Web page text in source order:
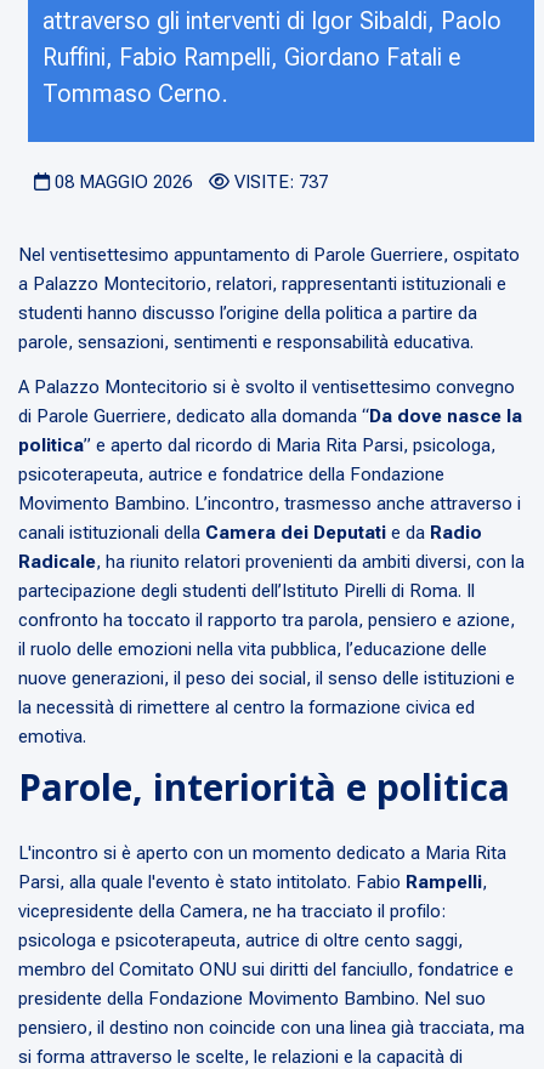
attraverso gli interventi di Igor Sibaldi, Paolo
Ruffini, Fabio Rampelli, Giordano Fatali e
Tommaso Cerno.
08 MAGGIO 2026 VISITE: 737
Nel ventisettesimo appuntamento di Parole Guerriere, ospitato
a Palazzo Montecitorio, relatori, rappresentanti istituzionali e
studenti hanno discusso l’origine della politica a partire da
parole, sensazioni, sentimenti e responsabilità educativa.
A Palazzo Montecitorio si è svolto il ventisettesimo convegno
di Parole Guerriere, dedicato alla domanda “Da dove nasce la
politica” e aperto dal ricordo di Maria Rita Parsi, psicologa,
psicoterapeuta, autrice e fondatrice della Fondazione
Movimento Bambino. L’incontro, trasmesso anche attraverso i
canali istituzionali della Camera dei Deputati e da Radio
Radicale, ha riunito relatori provenienti da ambiti diversi, con la
partecipazione degli studenti dell’Istituto Pirelli di Roma. Il
confronto ha toccato il rapporto tra parola, pensiero e azione,
il ruolo delle emozioni nella vita pubblica, l’educazione delle
nuove generazioni, il peso dei social, il senso delle istituzioni e
la necessità di rimettere al centro la formazione civica ed
emotiva.
Parole, interiorità e politica
L'incontro si è aperto con un momento dedicato a Maria Rita
Parsi, alla quale l'evento è stato intitolato. Fabio Rampelli,
vicepresidente della Camera, ne ha tracciato il profilo:
psicologa e psicoterapeuta, autrice di oltre cento saggi,
membro del Comitato ONU sui diritti del fanciullo, fondatrice e
presidente della Fondazione Movimento Bambino. Nel suo
pensiero, il destino non coincide con una linea già tracciata, ma
si forma attraverso le scelte, le relazioni e la capacità di